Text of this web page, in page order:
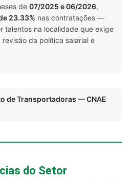
de 07/2025 e 06/2026,
23.33% nas contratações —
talentos na localidade que exige
da política salarial e
de Transportadoras — CNAE
do Setor